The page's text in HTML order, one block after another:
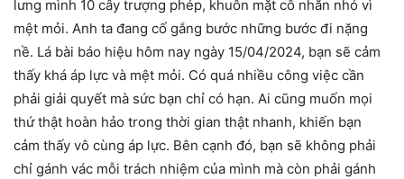
lưng mình 10 cây trượng phép, khuôn mặt cô nhăn nhó vì
mệt mỏi. Anh ta đang cố gắng bước những bước đi nặng
nề. Lá bài báo hiệu hôm nay ngày 15/04/2024, bạn sẽ cảm
thấy khá áp lực và mệt mỏi. Có quá nhiều công việc cần
phải giải quyết mà sức bạn chỉ có hạn. Ai cũng muốn mọi
thứ thật hoàn hảo trong thời gian thật nhanh, khiến bạn
cảm thấy vô cùng áp lực. Bên cạnh đó, bạn sẽ không phải
chỉ gánh vác mỗi trách nhiệm của mình mà còn phải gánh